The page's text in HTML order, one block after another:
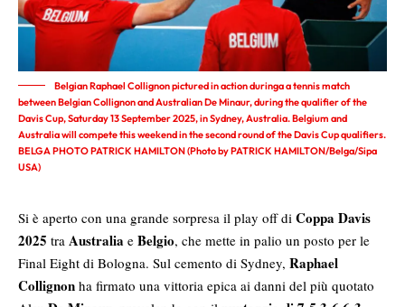
Belgian Raphael Collignon pictured in action duringa a tennis match
between Belgian Collignon and Australian De Minaur, during the qualifier of the
Davis Cup, Saturday 13 September 2025, in Sydney, Australia. Belgium and
Australia will compete this weekend in the second round of the Davis Cup qualifiers.
BELGA PHOTO PATRICK HAMILTON (Photo by PATRICK HAMILTON/Belga/Sipa
USA)
Si è aperto con una grande sorpresa il play off di Coppa Davis
2025 tra Australia e Belgio, che mette in palio un posto per le
Final Eight di Bologna. Sul cemento di Sydney, Raphael
Collignon ha firmato una vittoria epica ai danni del più quotato